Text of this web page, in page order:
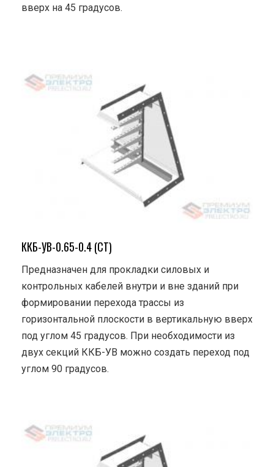
вверх на 45 градусов.
ККБ-УВ-0.65-0.4 (СТ)
Предназначен для прокладки силовых и
контрольных кабелей внутри и вне зданий при
формировании перехода трассы из
горизонтальной плоскости в вертикальную вверх
под углом 45 градусов. При необходимости из
двух секций ККБ-УВ можно создать переход под
углом 90 градусов.